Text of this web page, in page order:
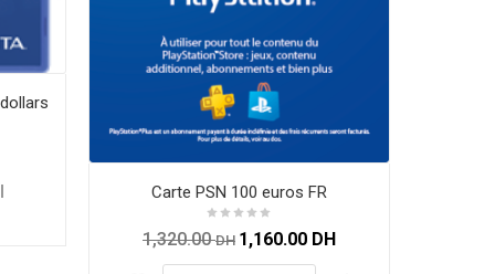
Carte PSN 100 euros FR
1,320.00DH 1,160.00 DH